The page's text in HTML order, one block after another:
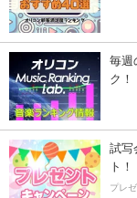
毎週
ク！
試写
ト！
プレ